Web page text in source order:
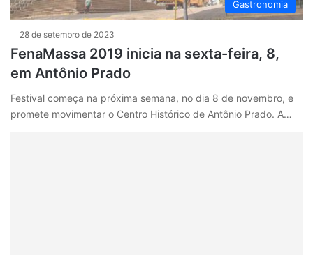
Gastronomia
28 de setembro de 2023
FenaMassa 2019 inicia na sexta-feira, 8,
em Antônio Prado
Festival começa na próxima semana, no dia 8 de novembro, e
promete movimentar o Centro Histórico de Antônio Prado. A…